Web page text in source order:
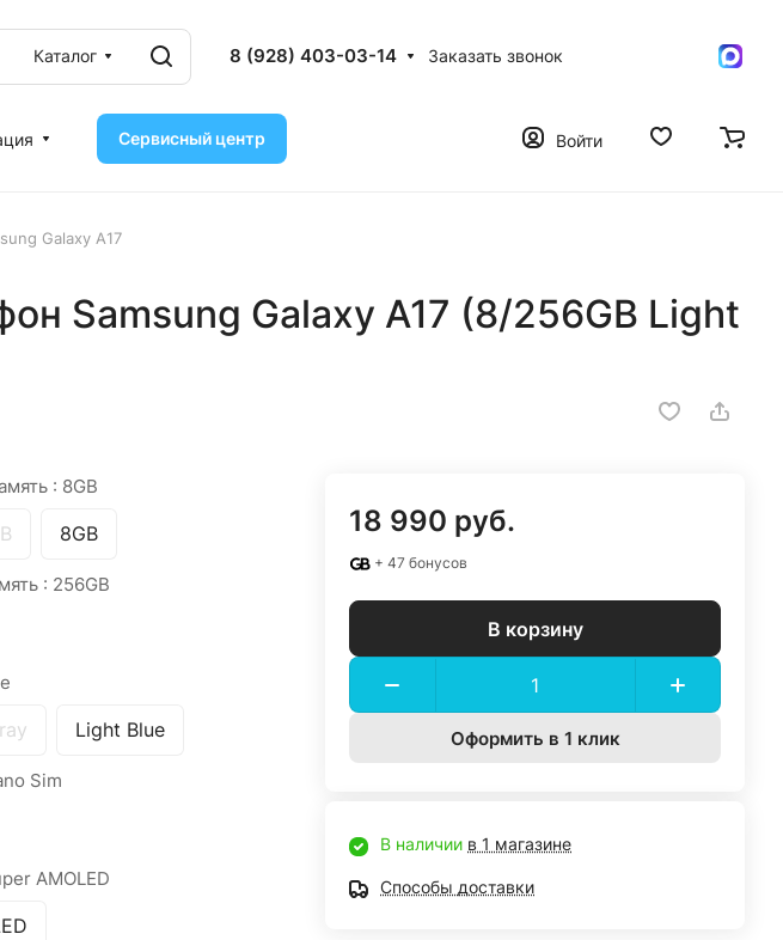
Каталог 8 (928) 403-03-14 Заказать звонок
Сервисный центр Войти
Galaxy A17
Samsung Galaxy A17 (8/256GB Light
: 8GB
8GB
: 256GB
Light Blue
Sim
AMOLED
18 990 руб.
+ 47 бонусов
В корзину
Оформить в 1 клик
В наличии в 1 магазине
Способы доставки